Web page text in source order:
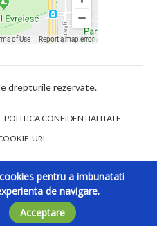
drepturile rezervate.
POLITICA CONFIDENTIALITATE
URI
pentru a imbunatati
de navigare.
Acceptare